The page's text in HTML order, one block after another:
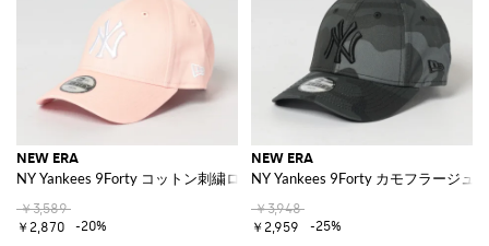
NEW ERA
NY Yankees 9Forty コットン刺繍ロゴキャップ
￥3,589
￥2,870
-20%
NEW ERA
NY Yankees 9Forty カモフラージュ
￥3,948
￥2,959
-25%